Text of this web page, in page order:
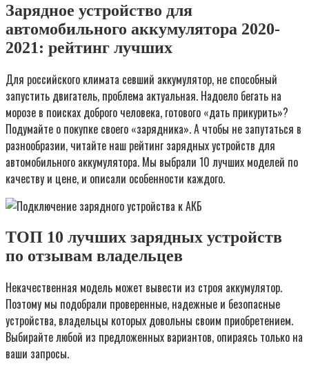
Зарядное устройство для
автомобильного аккумулятора 2020-
2021: рейтинг лучших
Для российского климата севший аккумулятор, не способный
запустить двигатель, проблема актуальная. Надоело бегать на
морозе в поисках доброго человека, готового «дать прикурить»?
Подумайте о покупке своего «зарядника». А чтобы не запутаться в
разнообразии, читайте наш рейтинг зарядных устройств для
автомобильного аккумулятора. Мы выбрали 10 лучших моделей по
качеству и цене, и описали особенности каждого.
ТОП 10 лучших зарядных устройств
по отзывам владельцев
Некачественная модель может вывести из строя аккумулятор.
Поэтому мы подобрали проверенные, надежные и безопасные
устройства, владельцы которых довольны своим приобретением.
Выбирайте любой из предложенных вариантов, опираясь только на
ваши запросы.